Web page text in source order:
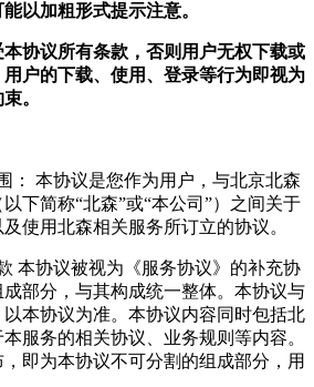
以加粗形式提示注意。
协议所有条款，否则用户无权下载或
户的下载、使用、登录等行为即视为
。
： 本协议是您作为用户，与北京北森
下简称“北森”或“本公司”）之间关于
使用北森相关服务所订立的协议。
本协议被视为《服务协议》的补充协
部分，与其构成统一整体。本协议与
以本协议为准。本协议内容同时包括北
服务的相关协议、业务规则等内容。
，即为本协议不可分割的组成部分，用